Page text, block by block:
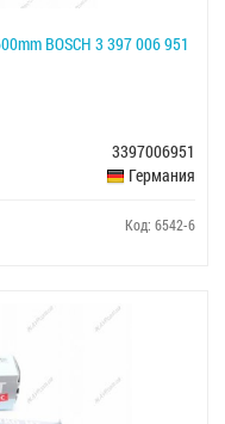
BOSCH 3 397 006 951
3397006951
Германия
Код: 6542-6